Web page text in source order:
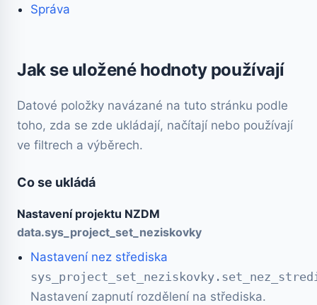
Správa
Jak se uložené hodnoty používají
Datové položky navázané na tuto stránku podle
toho, zda se zde ukládají, načítají nebo používají
ve filtrech a výběrech.
Co se ukládá
Nastavení projektu NZDM
data.sys_project_set_neziskovky
Nastavení nez střediska
Nastavení zapnutí rozdělení na střediska.